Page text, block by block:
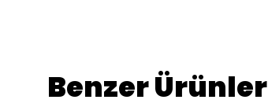
Benzer Ürünler